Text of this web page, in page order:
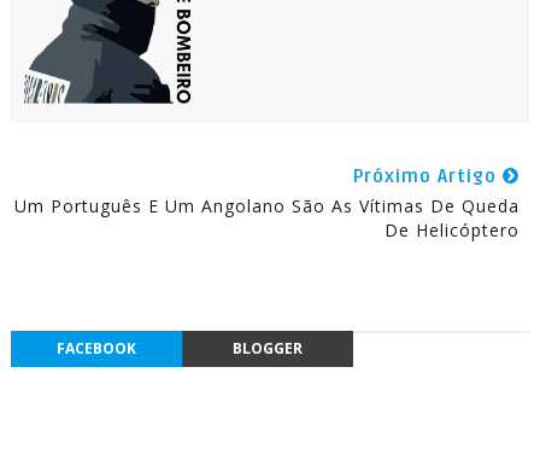
Próximo Artigo
Um Português E Um Angolano São As Vítimas De Queda
De Helicóptero
FACEBOOK BLOGGER